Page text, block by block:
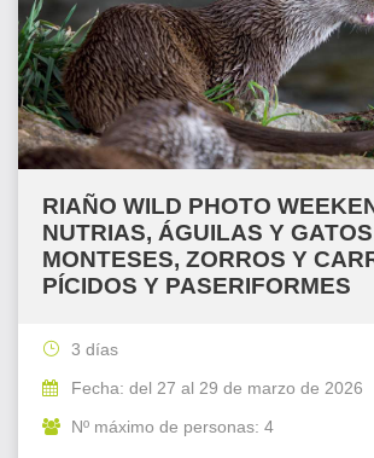
RIAÑO WILD PHOTO
NUTRIAS, ÁGUILAS Y GATOS
MONTESES, ZORROS Y
PÍCIDOS Y PASERIFORMES
3 días
Fecha: del 27 al 29 de marzo de 2026
Nº máximo de personas: 4